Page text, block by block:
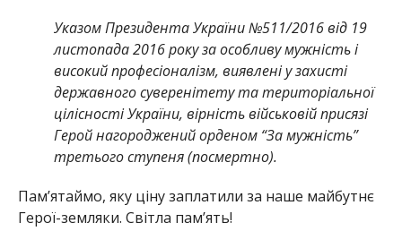
Указом Президента України №511/2016 від 19
листопада 2016 року за особливу мужність і
високий професіоналізм, виявлені у захисті
державного суверенітету та територіальної
цілісності України, вірність військовій присязі
Герой нагороджений орденом “За мужність”
третього ступеня (посмертно).
Памʼятаймо, яку ціну заплатили за наше майбутнє
Герої-земляки. Світла пам’ять!